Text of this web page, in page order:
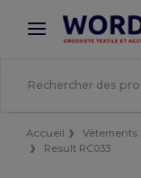
× Appli
Meilleurs prix
Accueil Vêtements
Result RC033